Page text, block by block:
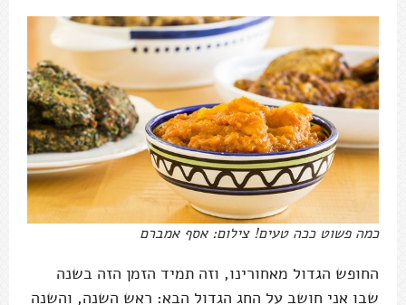
כמה פשוט ככה טעים! צילום: אסף אמברם
החופש הגדול מאחורינו, וזה תמיד הזמן הזה בשנה
שבו אני חושב על החג הגדול הבא: ראש השנה, והשנה